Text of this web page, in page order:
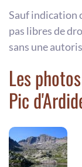
Sauf indication
pas libres de
sans une
Les
Pic